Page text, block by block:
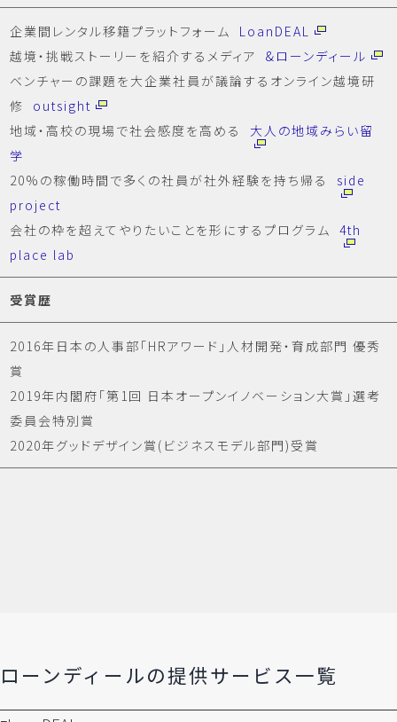
企業間レンタル移籍プラットフォーム
LoanDEAL
越境・挑戦ストーリーを紹介するメディア
&ローンディール
ベンチャーの課題を大企業社員が議論するオンライン越境研
修
outsight
地域・高校の現場で社会感度を高める
大人の地域みらい留
学
20%の稼働時間で多くの社員が社外経験を持ち帰る
side
project
会社の枠を超えてやりたいことを形にするプログラム
4th
place lab
受賞歴
2016年日本の人事部「HRアワード」人材開発・育成部門 優秀
賞
2019年内閣府「第1回 日本オープンイノベーション大賞」選考
委員会特別賞
2020年グッドデザイン賞(ビジネスモデル部門)受賞
ローンディールの​提供サービス一覧